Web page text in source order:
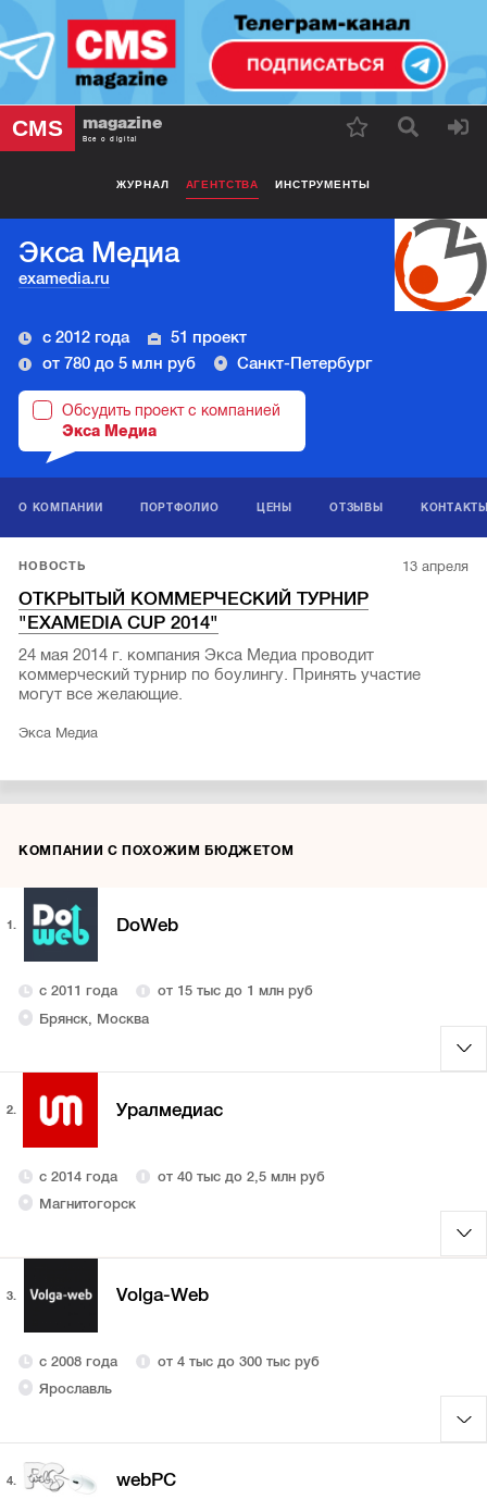
CMS magazine
Все о digital
ЖУРНАЛ АГЕНТСТВА ИНСТРУМЕНТЫ
Экса Медиа
examedia.ru
с 2012 года
51 проект
от 780 до 5 млн руб
Санкт-Петербург
Обсудить проект с компанией
Экса Медиа
О КОМПАНИИ ПОРТФОЛИО ЦЕНЫ ОТЗЫВЫ
НОВОСТЬ 13 апреля
ОТКРЫТЫЙ КОММЕРЧЕСКИЙ ТУРНИР
"EXAMEDIA CUP 2014"
24 мая 2014 г. компания Экса Медиа проводит
коммерческий турнир по боулингу. Принять участие
могут все желающие.
Экса Медиа
КОМПАНИИ С ПОХОЖИМ БЮДЖЕТОМ
1. DoWeb
с 2011 года
от 15 тыс до 1 млн руб
Брянск, Москва
2. Уралмедиас
с 2014 года
от 40 тыс до 2,5 млн руб
Магнитогорск
3. Volga-Web
с 2008 года
от 4 тыс до 300 тыс руб
Ярославль
4. webPC